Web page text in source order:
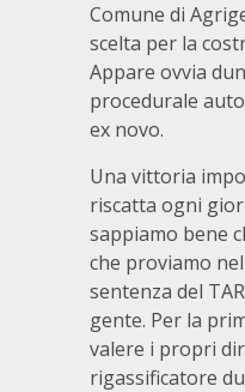
Comune di
scelta per la
Appare ovvia
procedurale
ex novo.
Una vittoria
riscatta ogni
sappiamo bene
che proviamo
sentenza del
gente. Per la
valere i propri
rigassificatore